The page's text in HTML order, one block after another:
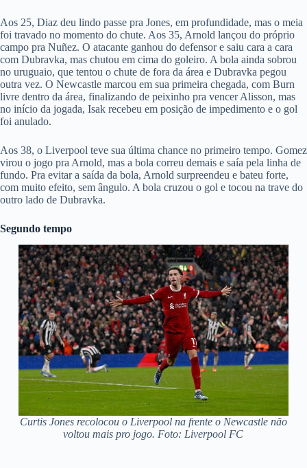
Aos 25, Diaz deu lindo passe pra Jones, em profundidade, mas o meia
foi travado no momento do chute. Aos 35, Arnold lançou do próprio
campo pra Nuñez. O atacante ganhou do defensor e saiu cara a cara
com Dubravka, mas chutou em cima do goleiro. A bola ainda sobrou
no uruguaio, que tentou o chute de fora da área e Dubravka pegou
outra vez. O Newcastle marcou em sua primeira chegada, com Burn
livre dentro da área, finalizando de peixinho pra vencer Alisson, mas
no início da jogada, Isak recebeu em posição de impedimento e o gol
foi anulado.
Aos 38, o Liverpool teve sua última chance no primeiro tempo. Gomez
virou o jogo pra Arnold, mas a bola correu demais e saía pela linha de
fundo. Pra evitar a saída da bola, Arnold surpreendeu e bateu forte,
com muito efeito, sem ângulo. A bola cruzou o gol e tocou na trave do
outro lado de Dubravka.
Segundo tempo
Curtis Jones recolocou o Liverpool na frente o Newcastle não
voltou mais pro jogo. Foto: Liverpool FC